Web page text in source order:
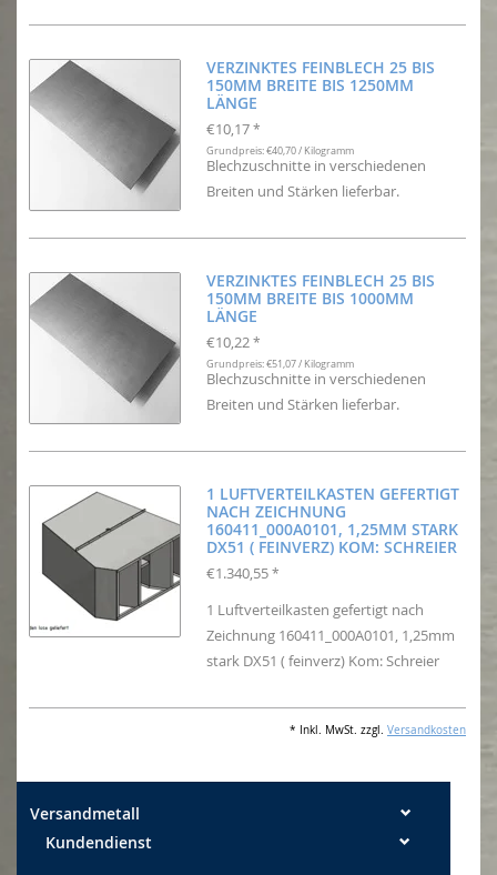
VERZINKTES FEINBLECH 25 BIS
150MM BREITE BIS 1250MM
LÄNGE
€10,17 *
Grundpreis: €40,70 / Kilogramm
Blechzuschnitte in verschiedenen
Breiten und Stärken lieferbar.
VERZINKTES FEINBLECH 25 BIS
150MM BREITE BIS 1000MM
LÄNGE
€10,22 *
Grundpreis: €51,07 / Kilogramm
Blechzuschnitte in verschiedenen
Breiten und Stärken lieferbar.
1 LUFTVERTEILKASTEN GEFERTIGT
NACH ZEICHNUNG
160411_000A0101, 1,25MM STARK
DX51 ( FEINVERZ) KOM: SCHREIER
€1.340,55 *
1 Luftverteilkasten gefertigt nach
Zeichnung 160411_000A0101, 1,25mm
stark DX51 ( feinverz) Kom: Schreier
* Inkl. MwSt. zzgl. Versandkosten
Versandmetall
Kundendienst